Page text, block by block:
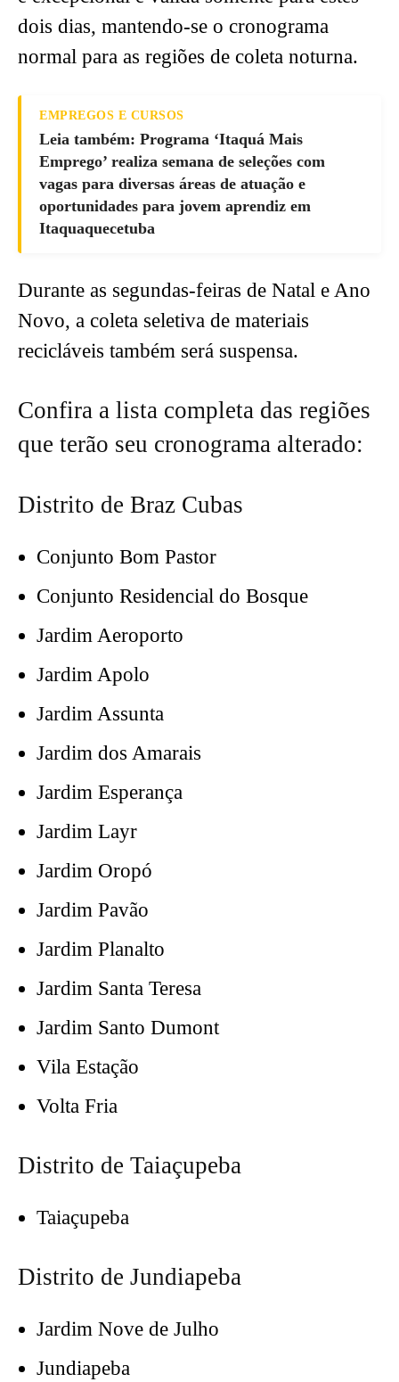
dois dias, mantendo-se o cronograma
normal para as regiões de coleta noturna.
EMPREGOS E CURSOS
Leia também: Programa ‘Itaquá Mais
Emprego’ realiza semana de seleções com
vagas para diversas áreas de atuação e
oportunidades para jovem aprendiz em
Itaquaquecetuba
Durante as segundas-feiras de Natal e Ano
Novo, a coleta seletiva de materiais
recicláveis também será suspensa.
Confira a lista completa das regiões
que terão seu cronograma alterado:
Distrito de Braz Cubas
Conjunto Bom Pastor
Conjunto Residencial do Bosque
Jardim Aeroporto
Jardim Apolo
Jardim Assunta
Jardim dos Amarais
Jardim Esperança
Jardim Layr
Jardim Oropó
Jardim Pavão
Jardim Planalto
Jardim Santa Teresa
Jardim Santo Dumont
Vila Estação
Volta Fria
Distrito de Taiaçupeba
Taiaçupeba
Distrito de Jundiapeba
Jardim Nove de Julho
Jundiapeba